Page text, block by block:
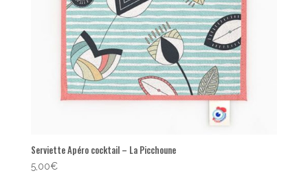
Serviette Apéro cocktail – La Picchoune
5,00€